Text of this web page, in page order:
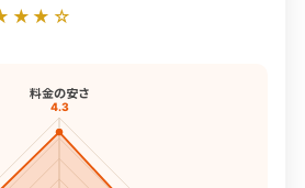
料金の安さ
4.3